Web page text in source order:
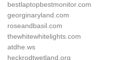
bestlaptopbestmonitor.com
georginaryland.com
roseandbasil.com
thewhitewhitelights.com
atdhe.ws
heckrodtwetland.org